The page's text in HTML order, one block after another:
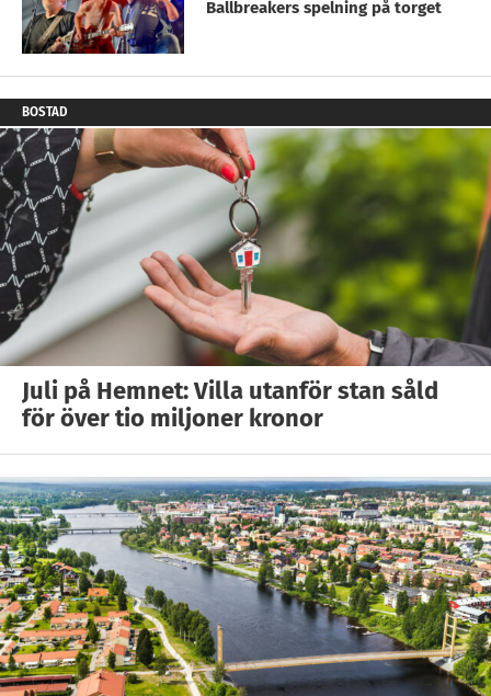
Ballbreakers spelning på torget
BOSTAD
Juli på Hemnet: Villa utanför stan såld
för över tio miljoner kronor